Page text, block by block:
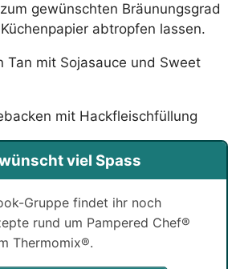
gewünschten Bräunungsgrad
abtropfen lassen.
Tan mit Sojasauce und Sweet
viel Spass
Gruppe findet ihr noch
rund um Pampered Chef®
Thermomix®.